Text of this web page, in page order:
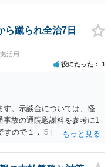
ら蹴られ全治7日
活用
役にたった 1
す。示談金については、怪
故の通院慰謝料を参考に1
すので１．５倍か2倍程度す
い。